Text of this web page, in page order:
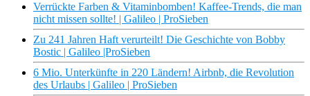
Verrückte Farben & Vitaminbomben! Kaffee-Trends, die man
nicht missen sollte! | Galileo | ProSieben
Zu 241 Jahren Haft verurteilt! Die Geschichte von Bobby
Bostic | Galileo |ProSieben
6 Mio. Unterkünfte in 220 Ländern! Airbnb, die Revolution
des Urlaubs | Galileo | ProSieben